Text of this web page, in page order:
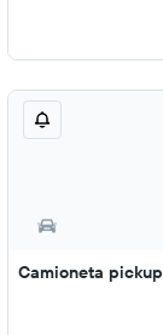
Camioneta pickup